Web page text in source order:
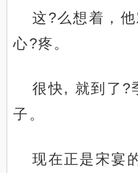
这?么想着，
心?疼。
很快, 就到了?
子。
现在正是宋宴